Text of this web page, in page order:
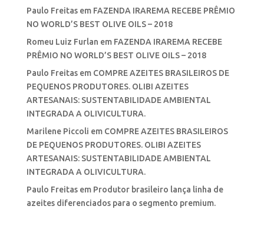
Paulo Freitasem FAZENDA IRAREMA RECEBE PRÊMIO
NO WORLD’S BEST OLIVE OILS – 2018
Romeu Luiz Furlan em FAZENDA IRAREMA RECEBE
PRÊMIO NO WORLD’S BEST OLIVE OILS – 2018
Paulo Freitasem COMPRE AZEITES BRASILEIROS DE
PEQUENOS PRODUTORES. OLIBI AZEITES
ARTESANAIS: SUSTENTABILIDADE AMBIENTAL
INTEGRADA A OLIVICULTURA.
Marilene Piccoli em COMPRE AZEITES BRASILEIROS
DE PEQUENOS PRODUTORES. OLIBI AZEITES
ARTESANAIS: SUSTENTABILIDADE AMBIENTAL
INTEGRADA A OLIVICULTURA.
Paulo Freitasem Produtor brasileiro lança linha de
azeites diferenciados para o segmento premium.